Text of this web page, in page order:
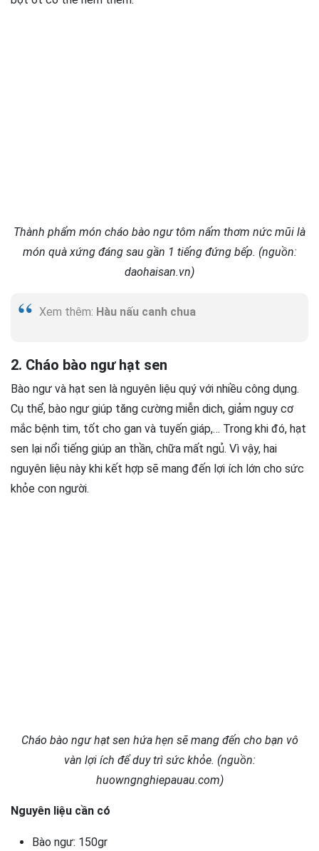
Thành phẩm món cháo bào ngư tôm nấm thơm nức mũi là
món quà xứng đáng sau gần 1 tiếng đứng bếp. (nguồn:
daohaisan.vn)
Xem thêm: Hàu nấu canh chua
2. Cháo bào ngư hạt sen
Bào ngư và hạt sen là nguyên liệu quý với nhiều công dụng.
Cụ thể, bào ngư giúp tăng cường miễn dich, giảm nguy cơ
mắc bệnh tim, tốt cho gan và tuyến giáp,… Trong khi đó, hạt
sen lại nổi tiếng giúp an thần, chữa mất ngủ. Vì vậy, hai
nguyên liệu này khi kết hợp sẽ mang đến lợi ích lớn cho sức
khỏe con người.
Cháo bào ngư hạt sen hứa hẹn sẽ mang đến cho bạn vô
vàn lợi ích để duy trì sức khỏe. (nguồn:
huowngnghiepauau.com)
Nguyên liệu cần có
Bào ngư: 150gr